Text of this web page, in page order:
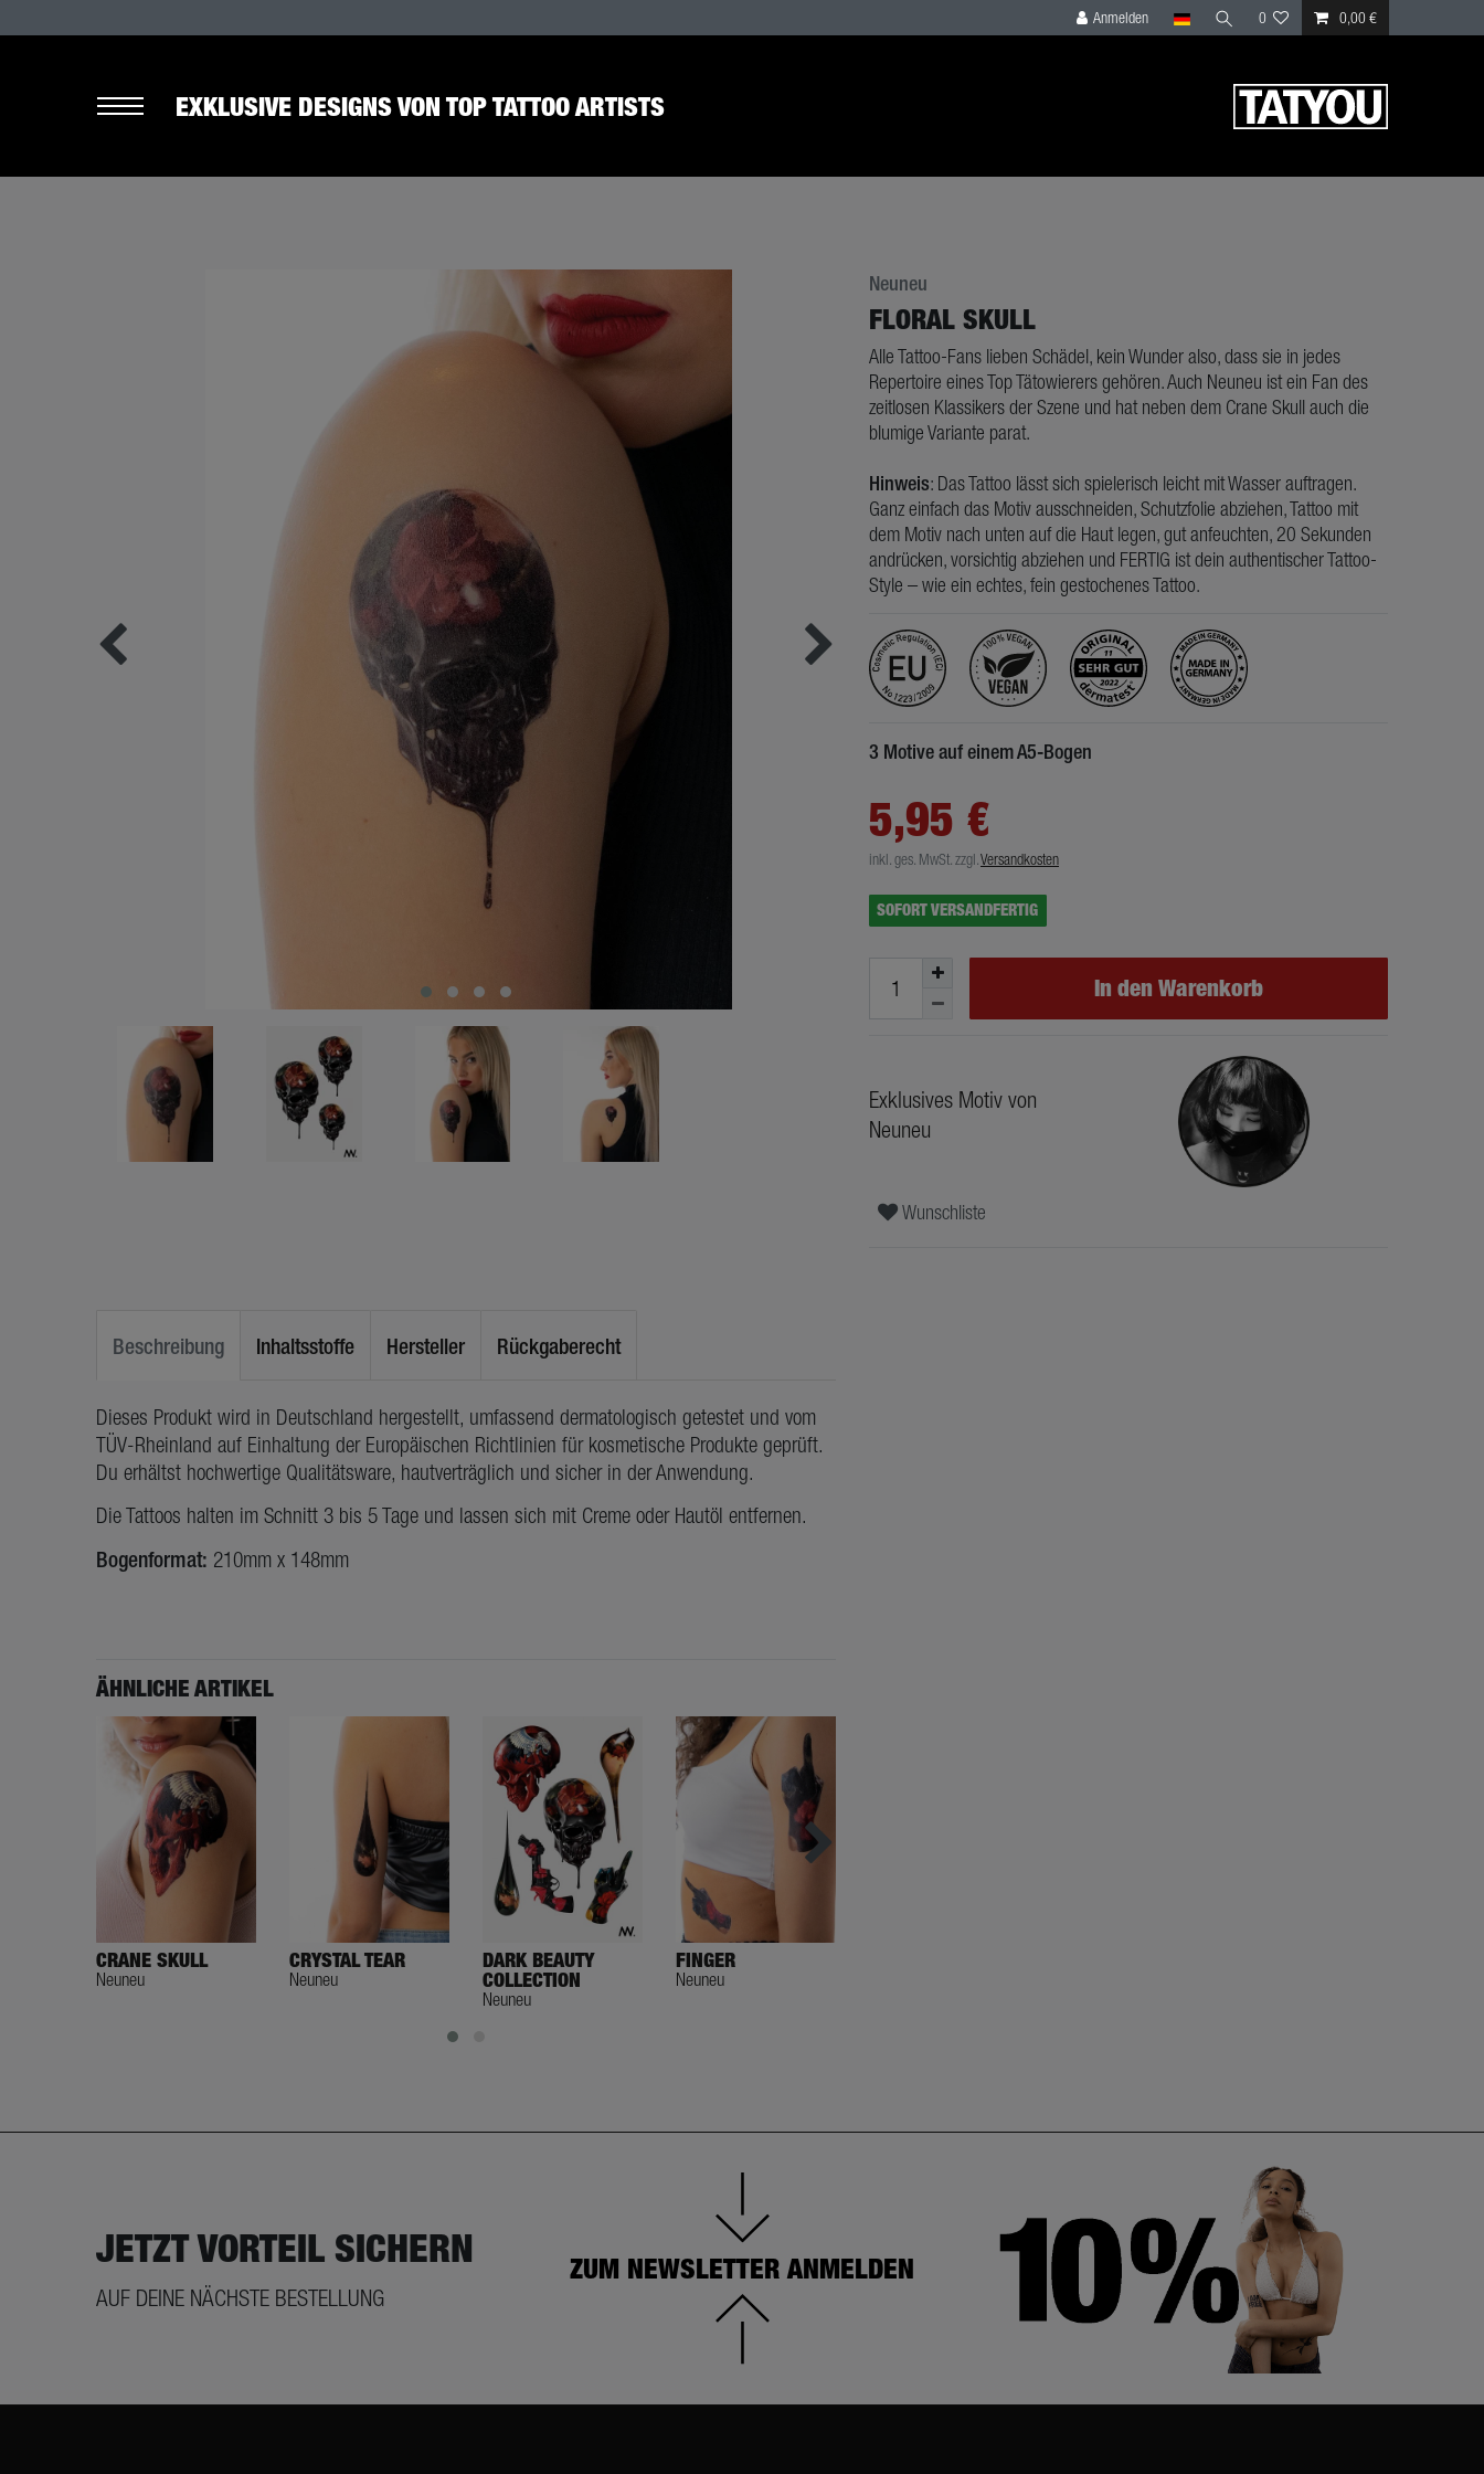
Anmelden 0 0,00 €
EXKLUSIVE DESIGNS VON TOP TATTOO ARTISTS
Neuneu
FLORAL SKULL
Alle Tattoo-Fans lieben Schädel, kein Wunder also, dass sie in jedes
Repertoire eines Top Tätowierers gehören. Auch Neuneu ist ein Fan des
zeitlosen Klassikers der Szene und hat neben dem Crane Skull auch die
blumige Variante parat.
Hinweis: Das Tattoo lässt sich spielerisch leicht mit Wasser auftragen.
Ganz einfach das Motiv ausschneiden, Schutzfolie abziehen, Tattoo mit
dem Motiv nach unten auf die Haut legen, gut anfeuchten, 20 Sekunden
andrücken, vorsichtig abziehen und FERTIG ist dein authentischer Tattoo-
Style – wie ein echtes, fein gestochenes Tattoo.
3 Motive auf einem A5-Bogen
5,95 €
inkl. ges. MwSt.zzgl.Versandkosten
SOFORT VERSANDFERTIG
In den Warenkorb
Exklusives Motiv von
Neuneu
Wunschliste
Beschreibung Inhaltsstoffe Hersteller Rückgaberecht
Dieses Produkt wird in Deutschland hergestellt, umfassend dermatologisch getestet und vom
TÜV-Rheinland auf Einhaltung der Europäischen Richtlinien für kosmetische Produkte geprüft.
Du erhältst hochwertige Qualitätsware, hautverträglich und sicher in der Anwendung.
Die Tattoos halten im Schnitt 3 bis 5 Tage und lassen sich mit Creme oder Hautöl entfernen.
Bogenformat: 210mm x 148mm
ÄHNLICHE ARTIKEL
CRANE SKULL
Neuneu
CRYSTAL TEAR
Neuneu
DARK BEAUTY
COLLECTION
Neuneu
FINGER
Neuneu
JETZT VORTEIL SICHERN
AUF DEINE NÄCHSTE BESTELLUNG
ZUM NEWSLETTER ANMELDEN